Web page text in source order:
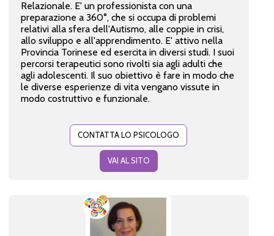
Relazionale. E' un professionista con una
preparazione a 360°, che si occupa di problemi
relativi alla sfera dell'Autismo, alle coppie in crisi,
allo sviluppo e all'apprendimento. E' attivo nella
Provincia Torinese ed esercita in diversi studi. I suoi
percorsi terapeutici sono rivolti sia agli adulti che
agli adolescenti. Il suo obiettivo è fare in modo che
le diverse esperienze di vita vengano vissute in
modo costruttivo e funzionale.
CONTATTA LO PSICOLOGO
VAI AL SITO